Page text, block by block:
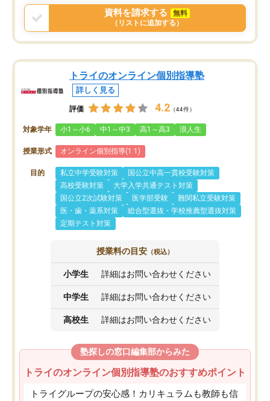
戻せ、授業内容や講師の方は良かった
と思います。
資料を請求する
無料
（リストに追加する）
トライのオンライン個別指導塾
詳しく見る
評価 4.2 （44件）
対象学年 小1～小6 中1～中3 高1～高3 浪人生
授業形式 オンライン個別指導(1:1)
目的 私立中学受験対策
国公立中高一貫校受験対策
高校受験対策
大学入学共通テスト対策
国公立2次試験対策
医学部受験
難関私立受験対策
医・歯・薬系対策
総合型選抜・学校推薦型選抜対策
定期テスト対策
授業料の目安 （税込）
小学生 詳細はお問い合わせください
中学生 詳細はお問い合わせください
高校生 詳細はお問い合わせください
塾探しの窓口編集部からみた
トライのオンライン個別指導塾のおすすめポイント
トライグループの安心感！カリキュラムも教師も信